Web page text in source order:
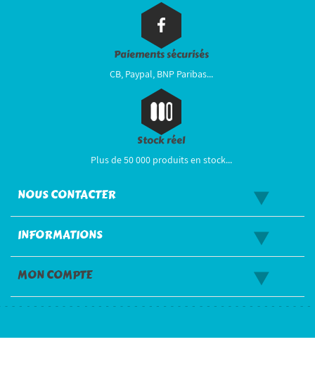
Paiements sécurisés
CB, Paypal, BNP Paribas...
Stock réel
Plus de 50 000 produits en stock...
NOUS CONTACTER
INFORMATIONS
MON COMPTE